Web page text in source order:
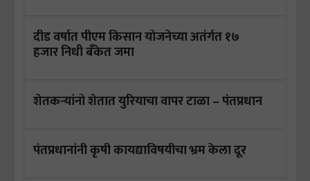
दीड वर्षात पीएम किसान योजनेच्या अतंर्गत १७
हजार निधी बँकेत जमा
शेतकऱ्यांनो शेतात युरियाचा वापर टाळा – पंतप्रधान
पंतप्रधानांनी कृषी कायद्याविषयीचा भ्रम केला दूर